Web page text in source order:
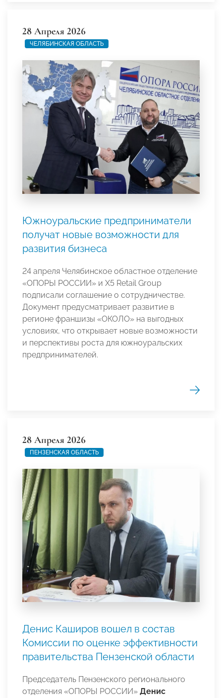
28 Апреля 2026
ЧЕЛЯБИНСКАЯ ОБЛАСТЬ
Южноуральские предприниматели
получат новые возможности для
развития бизнеса
24 апреля Челябинское областное отделение
«ОПОРЫ РОССИИ» и X5 Retail Group
подписали соглашение о сотрудничестве.
Документ предусматривает развитие в
регионе франшизы «ОКОЛО» на выгодных
условиях, что открывает новые возможности
и перспективы роста для южноуральских
предпринимателей.
28 Апреля 2026
ПЕНЗЕНСКАЯ ОБЛАСТЬ
Денис Каширов вошел в состав
Комиссии по оценке эффективности
правительства Пензенской области
Председатель Пензенского регионального
отделения «ОПОРЫ РОССИИ» Денис